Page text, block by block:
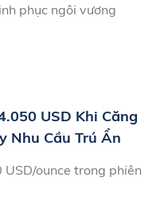
phục ngôi vương
USD Khi Căng
Nhu Cầu Trú Ẩn
ounce trong phiên